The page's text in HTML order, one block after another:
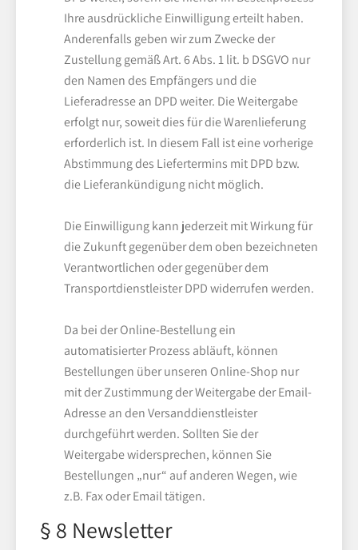
Ihre ausdrückliche Einwilligung erteilt haben.
Anderenfalls geben wir zum Zwecke der
Zustellung gemäß Art. 6 Abs. 1 lit. b DSGVO nur
den Namen des Empfängers und die
Lieferadresse an DPD weiter. Die Weitergabe
erfolgt nur, soweit dies für die Warenlieferung
erforderlich ist. In diesem Fall ist eine vorherige
Abstimmung des Liefertermins mit DPD bzw.
die Lieferankündigung nicht möglich.
Die Einwilligung kann jederzeit mit Wirkung für
die Zukunft gegenüber dem oben bezeichneten
Verantwortlichen oder gegenüber dem
Transportdienstleister DPD widerrufen werden.
Da bei der Online-Bestellung ein
automatisierter Prozess abläuft, können
Bestellungen über unseren Online-Shop nur
mit der Zustimmung der Weitergabe der Email-
Adresse an den Versanddienstleister
durchgeführt werden. Sollten Sie der
Weitergabe widersprechen, können Sie
Bestellungen „nur“ auf anderen Wegen, wie
z.B. Fax oder Email tätigen.
§ 8 Newsletter